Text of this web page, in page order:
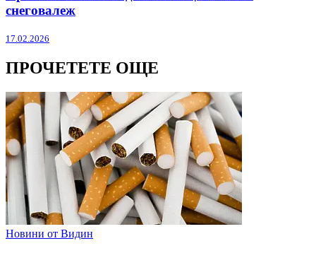
снеговалеж
17.02.2026
ПРОЧЕТЕТЕ ОЩЕ
Новини от Видин